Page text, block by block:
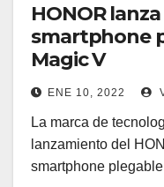
HONOR
smartphone
Magic V
ENE 10, 2022
La marca de
lanzamiento del
smartphone